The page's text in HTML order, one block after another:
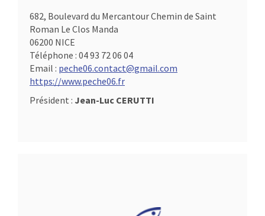
682, Boulevard du Mercantour Chemin de Saint
Roman Le Clos Manda
06200 NICE
Téléphone : 04 93 72 06 04
Email : peche06.contact@gmail.com
https://www.peche06.fr
Président : Jean-Luc CERUTTI